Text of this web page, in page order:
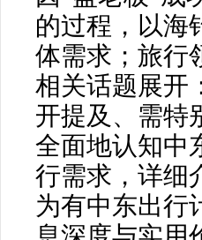
的过程，以海
体需求；旅行
相关话题展开
开提及、需特
全面地认知中
行需求，详细
为有中东出行